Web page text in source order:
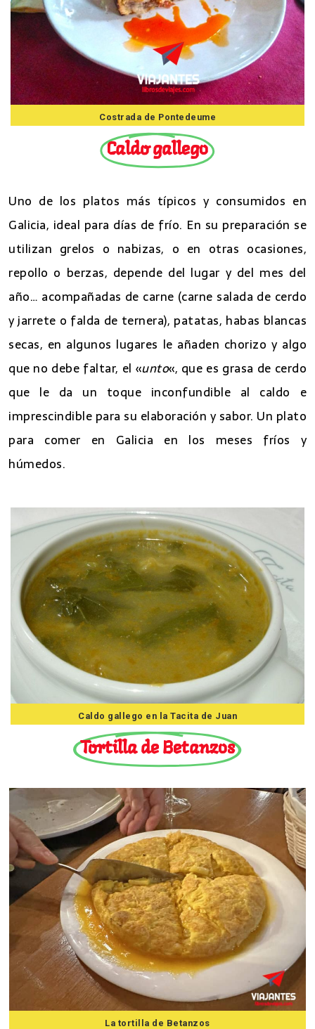
Costrada de Pontedeume
Caldo gallego
Uno de los platos más típicos y consumidos en
Galicia, ideal para días de frío. En su preparación se
utilizan grelos o nabizas, o en otras ocasiones,
repollo o berzas, depende del lugar y del mes del
año… acompañadas de carne (carne salada de cerdo
y jarrete o falda de ternera), patatas, habas blancas
secas, en algunos lugares le añaden chorizo y algo
que no debe faltar, el «unto«, que es grasa de cerdo
que le da un toque inconfundible al caldo e
imprescindible para su elaboración y sabor. Un plato
para comer en Galicia en los meses fríos y
húmedos.
Caldo gallego en la Tacita de Juan
Tortilla de Betanzos
La tortilla de Betanzos